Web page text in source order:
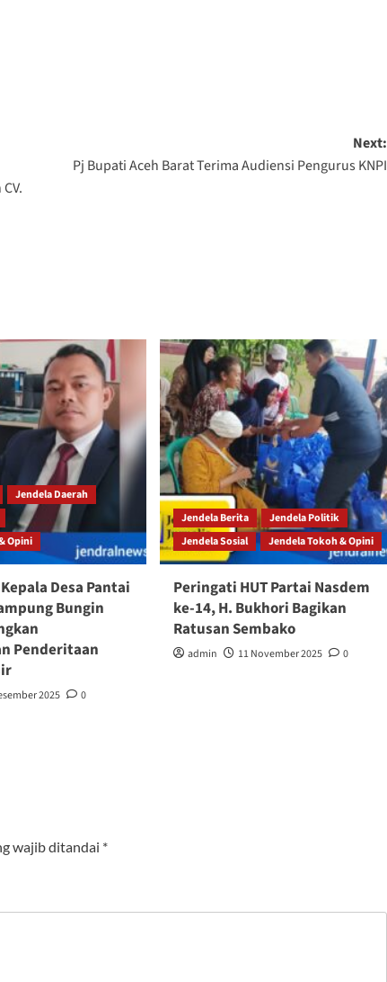
Next:
Pj Bupati Aceh Barat Terima Audiensi Pengurus KNPI
Jendela Daerah
Opini
Desa Pantai
Bungin
Penderitaan
2025 0
Jendela Berita
Jendela Politik
Jendela Sosial
Jendela Tokoh & Opini
Peringati HUT Partai Nasdem
ke-14, H. Bukhori Bagikan
Ratusan Sembako
admin 11 November 2025 0
wajib ditandai *